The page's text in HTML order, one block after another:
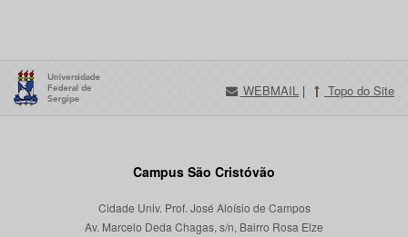
WEBMAIL | Topo do Site
Campus São Cristóvão
Cidade Univ. Prof. José Aloísio de Campos
Av. Marcelo Deda Chagas, s/n, Bairro Rosa Elze